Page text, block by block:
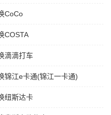
CoCo
COSTA
滴滴打车
锦江e卡通(锦江一卡通)
纽斯达卡